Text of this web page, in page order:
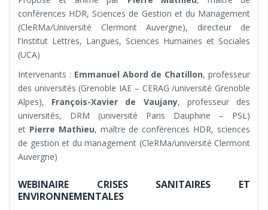
conférences HDR, Sciences de Gestion et du Management
(CleRMa/Université Clermont Auvergne), directeur de
l’Institut Lettres, Langues, Sciences Humaines et Sociales
(UCA)
Intervenants : Emmanuel Abord de Chatillon, professeur
des universités (Grenoble IAE – CERAG /université Grenoble
Alpes), François-Xavier de Vaujany, professeur des
universités, DRM (université Paris Dauphine – PSL)
et Pierre Mathieu, maître de conférences HDR, sciences
de gestion et du management (CleRMa/université Clermont
Auvergne)
WEBINAIRE CRISES SANITAIRES ET
ENVIRONNEMENTALES